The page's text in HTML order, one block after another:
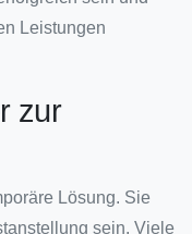
Leistungen
zur
Lösung. Sie
sein. Viele